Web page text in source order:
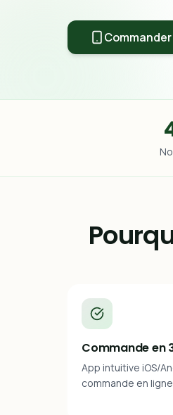
Commander
Commande en
App intuitive iOS/
commande en